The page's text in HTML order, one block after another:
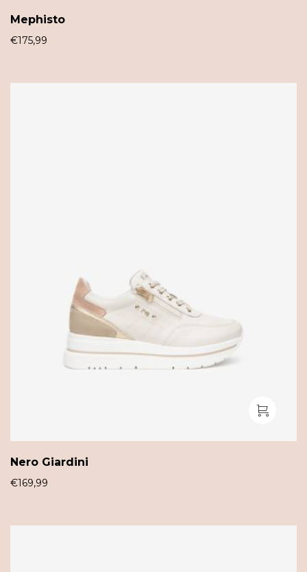
Mephisto
€175,99
Nero Giardini
€169,99